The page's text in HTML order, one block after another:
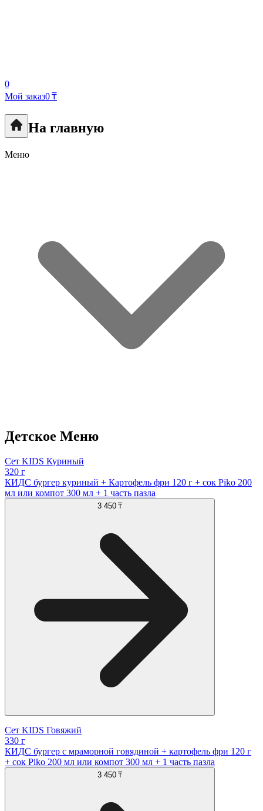
0
Мой заказ0 ₸
На главную
Меню
Детское Меню
Сет KIDS Куриный
320 г
КИДС бургер куриный + Картофель фри 120 г + сок Piko 200
мл или компот 300 мл + 1 часть пазла
3 450 ₸
Сет KIDS Говяжий
330 г
КИДС бургер с мраморной говядиной + картофель фри 120 г
+ сок Piko 200 мл или компот 300 мл + 1 часть пазла
3 450 ₸